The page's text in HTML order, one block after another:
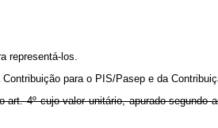
representá-los.
para o PIS/Pasep e da
4º cujo valor unitário, apurado